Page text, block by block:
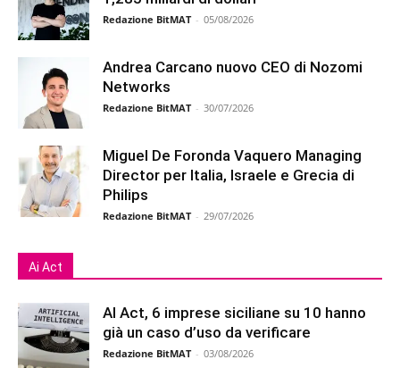
Redazione BitMAT - 05/08/2026
Andrea Carcano nuovo CEO di Nozomi
Networks
Redazione BitMAT - 30/07/2026
Miguel De Foronda Vaquero Managing
Director per Italia, Israele e Grecia di
Philips
Redazione BitMAT - 29/07/2026
Ai Act
AI Act, 6 imprese siciliane su 10 hanno
già un caso d’uso da verificare
Redazione BitMAT - 03/08/2026